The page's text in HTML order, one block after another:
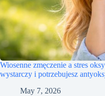
Wiosenne zmęczenie a stres
wystarczy i potrzebujesz
May 7, 2026